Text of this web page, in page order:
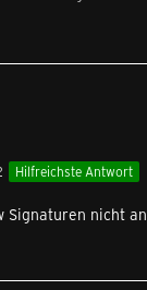
Hilfreichste Antwort
Signaturen nicht